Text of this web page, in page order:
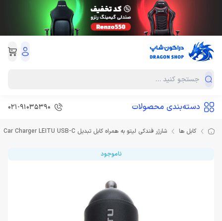
دسته‌بندی محصولات 021-91035390
کابل ها شارژر فندکی لیتو به همراه کابل تبدیل Car Charger LEITU USB-C
ناموجود